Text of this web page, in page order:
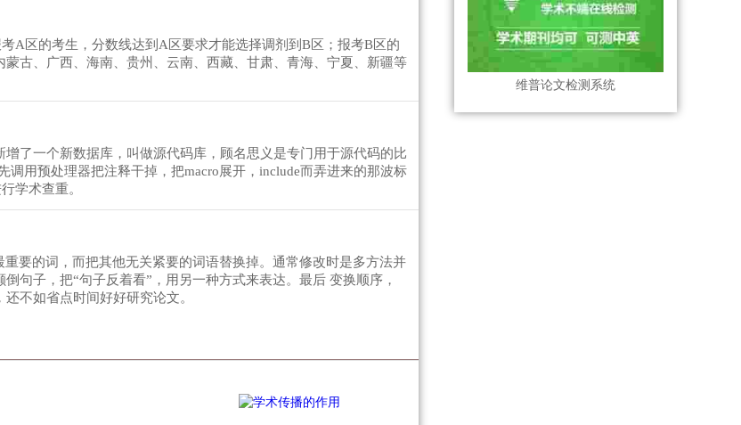
A区的考生，分数线达到A区要求才能选择调剂到B区；报考B区的
古、广西、海南、贵州、云南、西藏、甘肃、青海、宁夏、新疆等
了一个新数据库，叫做源代码库，顾名思义是专门用于源代码的比
用预处理器把注释干掉，把macro展开，include而弄进来的那波标
学术查重。
要的词，而把其他无关紧要的词语替换掉。通常修改时是多方法并
句子，把“句子反着看”，用另一种方式来表达。最后 变换顺序，
不如省点时间好好研究论文。
维普论文检测系统